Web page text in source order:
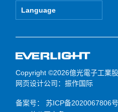
u
e
i
Language
Copyright ©2026億光電子工業
网页设计公司 ：振作国际
备案号：
苏ICP备2020067806号